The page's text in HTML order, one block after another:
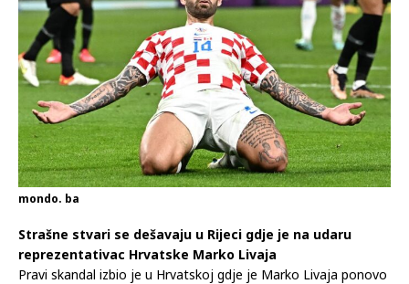
mondo. ba
Strašne stvari se dešavaju u Rijeci gdje je na udaru
reprezentativac Hrvatske Marko Livaja
Pravi skandal izbio je u Hrvatskoj gdje je Marko Livaja ponovo